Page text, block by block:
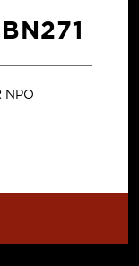
NPO